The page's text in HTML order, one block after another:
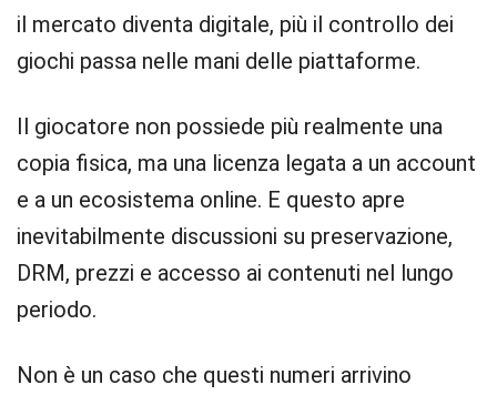
il mercato diventa digitale, più il controllo dei
giochi passa nelle mani delle piattaforme.
Il giocatore non possiede più realmente una
copia fisica, ma una licenza legata a un account
e a un ecosistema online. E questo apre
inevitabilmente discussioni su preservazione,
DRM, prezzi e accesso ai contenuti nel lungo
periodo.
Non è un caso che questi numeri arrivino